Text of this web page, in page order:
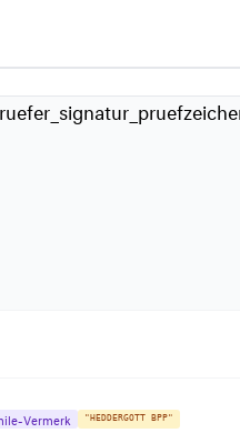
Vermerk "HEDDERGOTT BPP"